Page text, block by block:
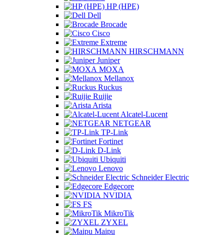
HP (HPE)
Dell
Brocade
Cisco
Extreme
HIRSCHMANN
Juniper
MOXA
Mellanox
Ruckus
Ruijie
Arista
Alcatel-Lucent
NETGEAR
TP-Link
Fortinet
D-Link
Ubiquiti
Lenovo
Schneider Electric
Edgecore
NVIDIA
FS
MikroTik
ZYXEL
Maipu